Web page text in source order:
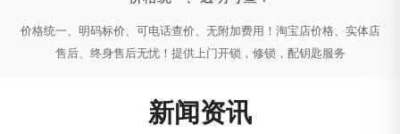
价格统一、明码标价、可电话查价、无附加费用！淘宝店价格、实体店
售后、终身售后无忧！提供上门开锁，修锁，配钥匙服务
新闻资讯